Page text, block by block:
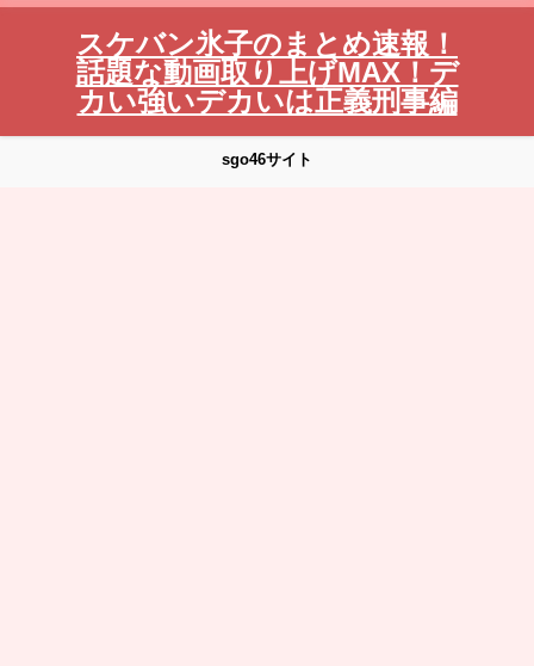
スケバン氷子のまとめ速報！
話題な動画取り上げMAX！デ
カい強いデカいは正義刑事編
sgo46サイト